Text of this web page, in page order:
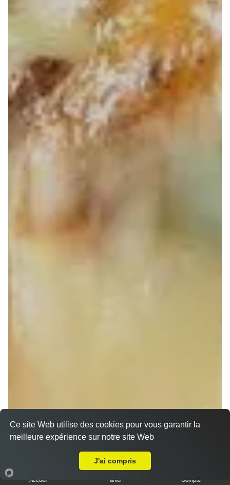
Sandwich döner poulet
Accueil Panier Compte
Ce site Web utilise des cookies pour vous garantir la
meilleure expérience sur notre site Web
J'ai compris